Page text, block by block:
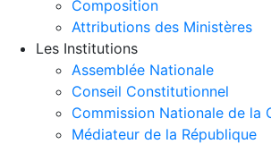
Composition
Attributions des Ministères
Les Institutions
Assemblée Nationale
Conseil Constitutionnel
Commission Nationale de la
Médiateur de la République